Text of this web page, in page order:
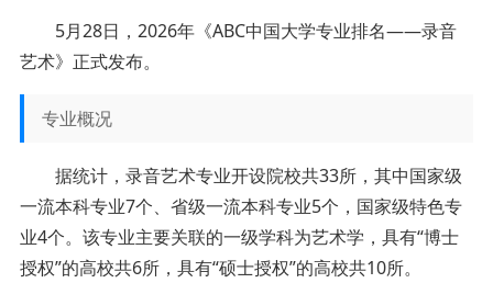
5月28日，2026年《ABC中国大学专业排名——录音
艺术》正式发布。
专业概况
据统计，录音艺术专业开设院校共33所，其中国家级
一流本科专业7个、省级一流本科专业5个，国家级特色专
业4个。该专业主要关联的一级学科为艺术学，具有“博士
授权”的高校共6所，具有“硕士授权”的高校共10所。